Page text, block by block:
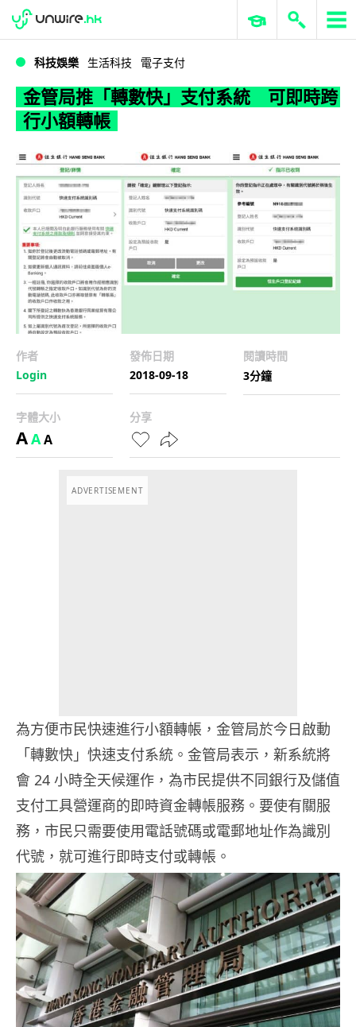
WWDC 2026 ERP 與商業 AI
科技娛樂 生活科技 電子支付
金管局推「轉數快」支付系統 可即時跨
行小額轉帳
作者
Login
發佈日期
2018-09-18
閱讀時間
3分鐘
字體大小
AAA
分享
ADVERTISEMENT
為方便市民快速進行小額轉帳，金管局於今日啟動
「轉數快」快速支付系統。金管局表示，新系統將
會 24 小時全天候運作，為市民提供不同銀行及儲值
支付工具營運商的即時資金轉帳服務。要使有關服
務，市民只需要使用電話號碼或電郵地址作為識別
代號，就可進行即時支付或轉帳。